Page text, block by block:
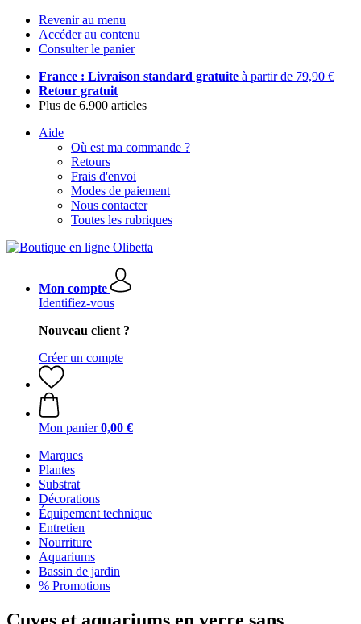
Revenir au menu
Accéder au contenu
Consulter le panier
France : Livraison standard gratuite à partir de 79,90 €
Retour gratuit
Plus de 6.900 articles
Aide
Où est ma commande ?
Retours
Frais d'envoi
Modes de paiement
Nous contacter
Toutes les rubriques
Mon compte
Identifiez-vous
Nouveau client ?
Créer un compte
Mon panier 0,00 €
Marques
Plantes
Substrat
Décorations
Équipement technique
Entretien
Nourriture
Aquariums
Bassin de jardin
% Promotions